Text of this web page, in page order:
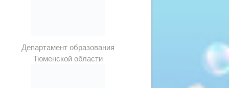
Департамент образования
Тюменской области